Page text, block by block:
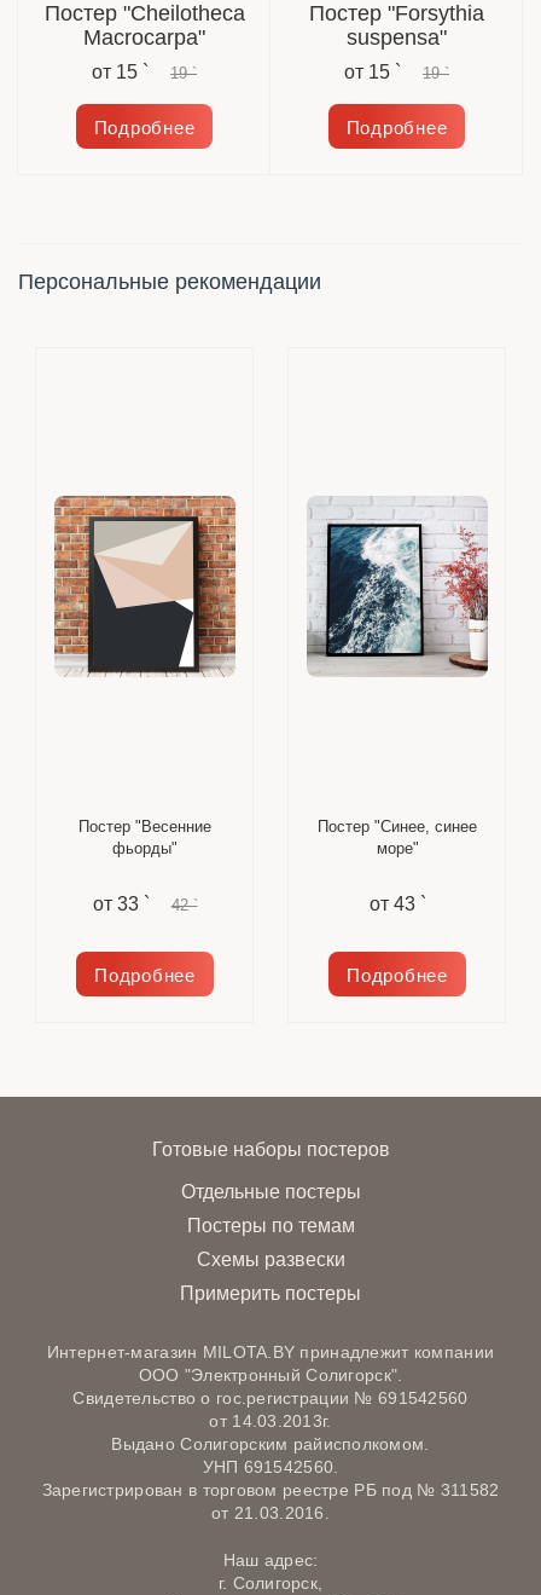
Постер "Cheilotheca
Macrocarpa"
от 15 ` 19 `
Подробнее
Постер "Forsythia
suspensa"
от 15 ` 19 `
Подробнее
Персональные рекомендации
Постер "Весенние
фьорды"
от 33 ` 42 `
Подробнее
Постер "Синее, синее
море"
от 43 `
Подробнее
Готовые наборы постеров
Отдельные постеры
Постеры по темам
Схемы развески
Примерить постеры
Интернет-магазин MILOTA.BY принадлежит компании
ООО "Электронный Солигорск".
Свидетельство о гос.регистрации № 691542560
от 14.03.2013г.
Выдано Солигорским райисполкомом.
УНП 691542560.
Зарегистрирован в торговом реестре РБ под № 311582
от 21.03.2016.
Наш адрес:
г. Солигорск,